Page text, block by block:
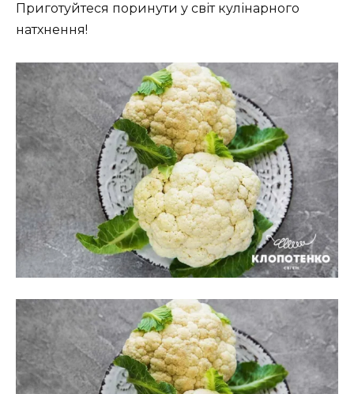
Приготуйтеся поринути у світ кулінарного
натхнення!